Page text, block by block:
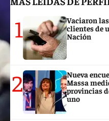
1
Vaciaron
clientes de
Nación
2
Nueva
Massa
provincias
uno